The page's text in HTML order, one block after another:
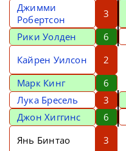
Джимми
Робертсон
3
Рики Уолден
6
Кайрен Уилсон
2
Марк Кинг
6
Лука Бресель
3
Джон Хиггинс
6
Янь Бинтао
3